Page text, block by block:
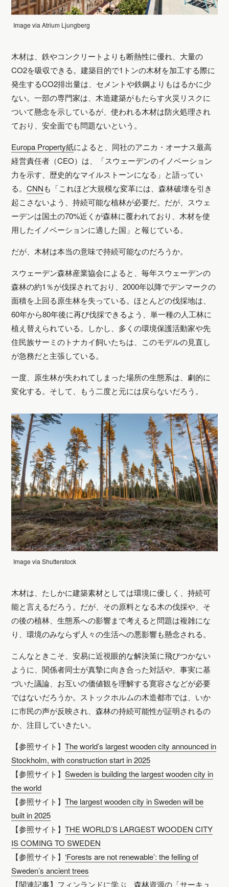
Image via Atrium Ljungberg
木材は、鉄やコンクリートよりも断熱性に優れ、大量の
CO2を吸収できる。建築目的で1トンの木材を加工する際に
発生するCO2排出量は、セメントや鉄鋼よりもはるかに少
ない。一部の専門家は、木造建築がもたらす火災リスクに
ついて懸念を示しているが、使われる木材は防火処理され
ており、安全面でも問題ないという。
Europa Property紙によると、同社のアニカ・オーナス最高
経営責任者（CEO）は、
「スウェーデンのイノベーション
力を示す、歴史的なマイルストーンになる」 と語ってい
る。CNNも 「これほど大規模な変革には、森林破壊を引き
起こさないよう、持続可能な植林が必要だ。だが、スウェ
ーデンは国土の70%近くが森林に覆われており、木材を使
用したイノベーションに適した国」 と報じている。
だが、木材は本当の意味で持続可能なのだろうか。
スウェーデン森林産業協会によると、毎年スウェーデンの
森林の約1％が伐採されており、2000年以降でデンマークの
面積を上回る原生林を失っている。ほとんどの伐採地は、
60年から80年後に再び伐採できるよう、単一種の人工林に
植え替えられている。しかし、多くの環境保護活動家や先
住民族サーミのトナカイ飼いたちは、このモデルの見直し
が急務だと主張している。
一度、原生林が失われてしまった場所の生態系は、劇的に
変化する。そして、もう二度と元には戻らないだろう。
Image via Shutterstock
木材は、たしかに建築素材としては環境に優しく、持続可
能と言えるだろう。だが、その原料となる木の伐採や、そ
の後の植林、生態系への影響まで考えると問題は複雑にな
り、環境のみならず人々の生活への悪影響も懸念される。
こんなときこそ、安易に近視眼的な解決策に飛びつかない
ように、関係者同士が真摯に向き合った対話や、事実に基
づいた議論、お互いの価値観を理解する寛容さなどが必要
ではないだろうか。ストックホルムの木造都市では、いか
に市民の声が反映され、森林の持続可能性が証明されるの
か、注目していきたい。
【参照サイト】The world’s largest wooden city announced in
Stockholm, with construction start in 2025
【参照サイト】Sweden is building the largest wooden city in
the world
【参照サイト】The largest wooden city in Sweden will be
built in 2025
【参照サイト】THE WORLD’S LARGEST WOODEN CITY
IS COMING TO SWEDEN
【参照サイト】 ‘Forests are not renewable’: the felling of
Sweden’s ancient trees
【関連記事】 フィンランドに学ぶ、森林資源の「サーキュ